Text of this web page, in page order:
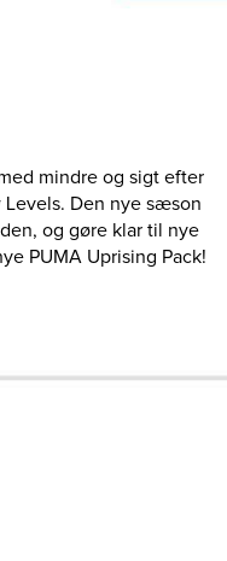
mindre og sigt efter
Den nye sæson
og gøre klar til nye
PUMA Uprising Pack!